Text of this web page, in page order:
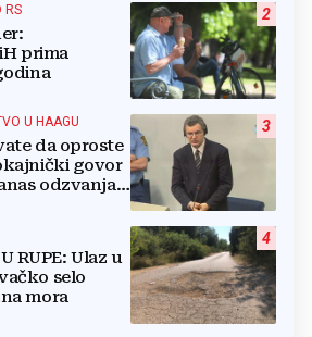
2
RS
prima
3
U HAAGU
da oproste
govor
odzvanja
4
RUPE: Ulaz u
selo
mora